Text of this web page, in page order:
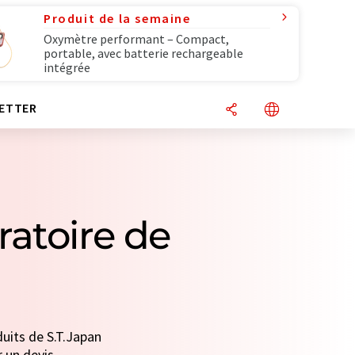
Produit de la semaine
Oxymètre performant – Compact,
portable, avec batterie rechargeable
intégrée
de
de S.T.Japan